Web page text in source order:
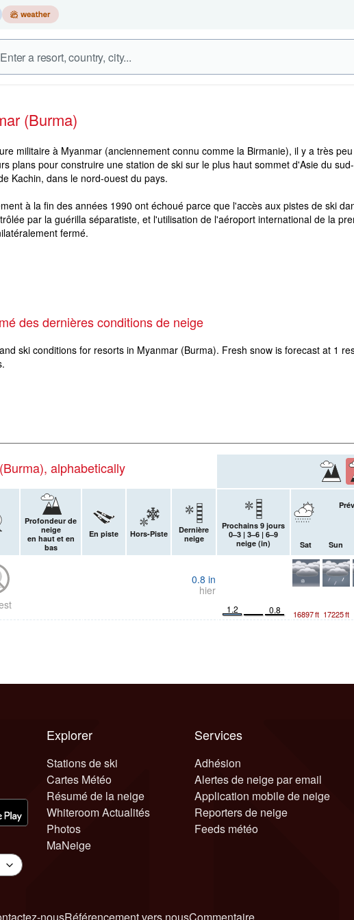
(Burma)
militaire à Myanmar (anciennement connu comme la Birmanie), il y a très
plans pour construire une station de ski sur le plus haut sommet d'Asie du
Kachin, dans le nord-ouest du pays.
à la fin des années 1990 ont échoué parce que l'accès aux pistes de ski
par la guérilla séparatiste, et l'utilisation de l'aéroport international de la
fermé.
des dernières conditions de neige
ski conditions for resorts in Myanmar (Burma). Fresh snow is forecast at 1
alphabetically
Profondeur de
neige
en haut et en
bas
En piste Hors-Piste
Dernière
neige
Prochains 9 jours
0–3 | 3–6 | 6–9
neige (in) Sat Sun
0.8 in
hier
1.2 0.8
16897ft 17225ft
Explorer
Stations de ski
Cartes Météo
Résumé de la neige
Whiteroom Actualités
Photos
MaNeige
Services
Adhésion
Alertes de neige par email
Application mobile de neige
Reporters de neige
Feeds météo